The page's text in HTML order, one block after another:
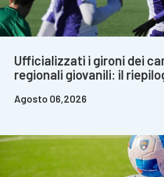
Ufficializzati i gironi dei
regionali giovanili: il
Agosto 06,2026